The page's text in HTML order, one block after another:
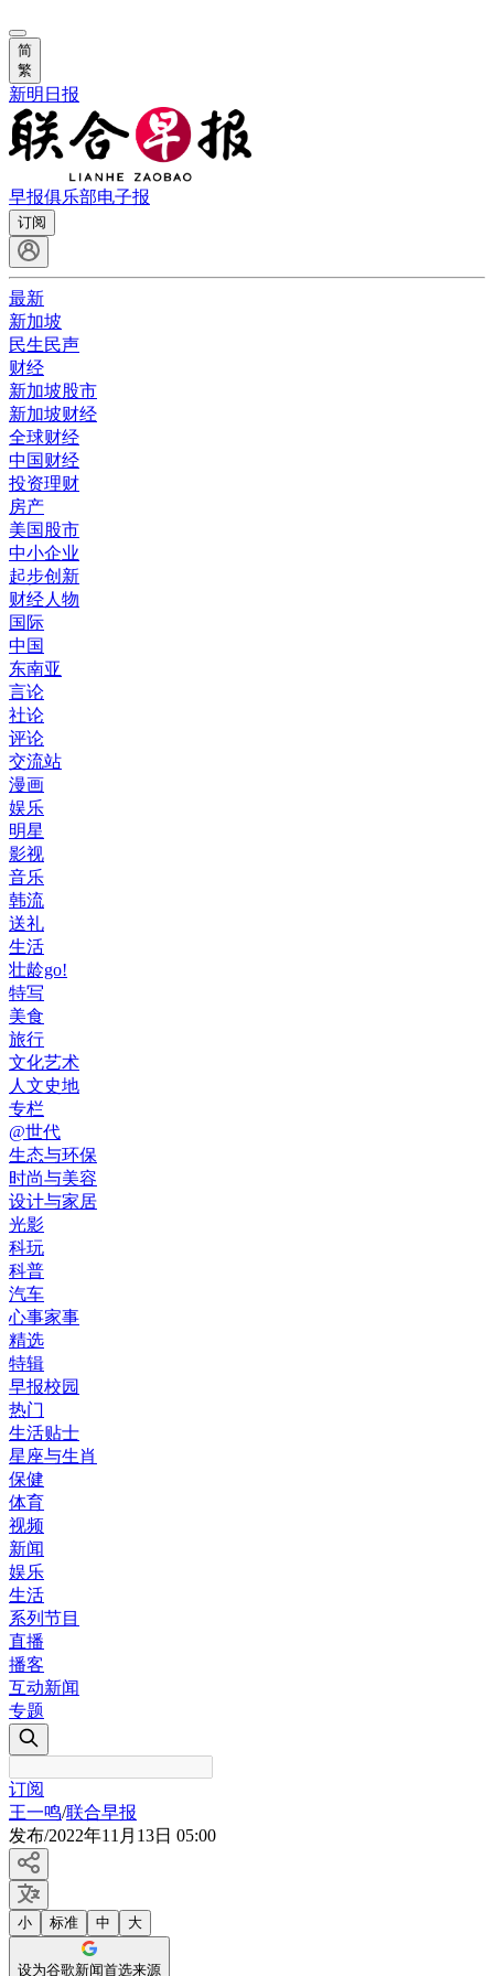
简
繁
新明日报
早报俱乐部电子报
订阅
最新
新加坡
民生民声
财经
新加坡股市
新加坡财经
全球财经
中国财经
投资理财
房产
美国股市
中小企业
起步创新
财经人物
国际
中国
东南亚
言论
社论
评论
交流站
漫画
娱乐
明星
影视
音乐
韩流
送礼
生活
壮龄go!
特写
美食
旅行
文化艺术
人文史地
专栏
@世代
生态与环保
时尚与美容
设计与家居
光影
科玩
科普
汽车
心事家事
精选
特辑
早报校园
热门
生活贴士
星座与生肖
保健
体育
视频
新闻
娱乐
生活
系列节目
直播
播客
互动新闻
专题
订阅
王一鸣/联合早报
发布/2022年11月13日 05:00
小 标准 中 大
设为谷歌新闻首选来源